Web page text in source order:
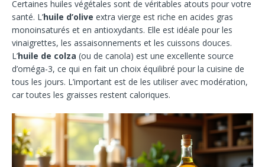
Certaines huiles végétales sont de véritables atouts pour votre
santé. L’huile d’olive extra vierge est riche en acides gras
monoinsaturés et en antioxydants. Elle est idéale pour les
vinaigrettes, les assaisonnements et les cuissons douces.
L’huile de colza (ou de canola) est une excellente source
d’oméga-3, ce qui en fait un choix équilibré pour la cuisine de
tous les jours. L’important est de les utiliser avec modération,
car toutes les graisses restent caloriques.